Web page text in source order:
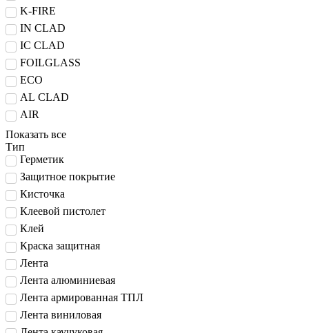
K-FIRE
IN CLAD
IC CLAD
FOILGLASS
ECO
AL CLAD
AIR
Показать все
Тип
Герметик
Защитное покрытие
Кисточка
Клеевой пистолет
Клей
Краска защитная
Лента
Лента алюминиевая
Лента армированная ТПЛ
Лента виниловая